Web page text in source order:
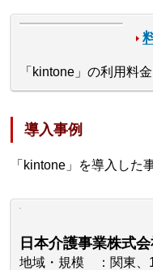
「kintone」の利用料
導入事例
「kintone」を導入した
日本介護事業株式
地域・規模
関東、